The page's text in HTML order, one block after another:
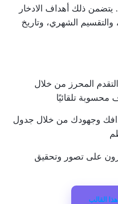
. يتضمن ذلك أهداف الادخار
والتقسيم الشهري، وتاريخ
المحرز من خلال
محسوبة تلقائيًا
وجهودك من خلال جدول
على تصور وتحقيق
القالب